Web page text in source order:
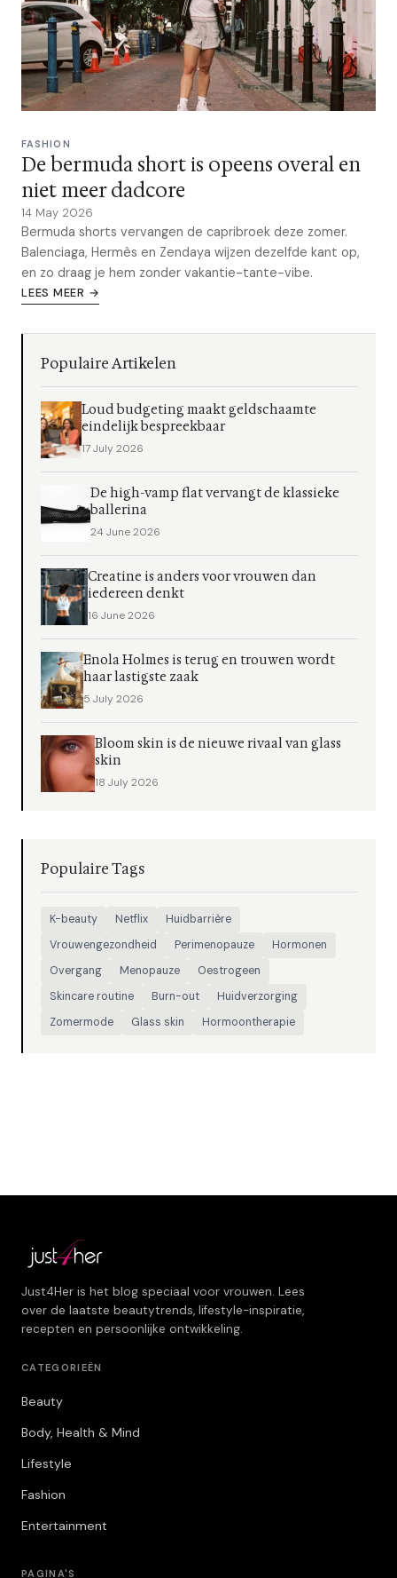
FASHION
De bermuda short is opeens overal en
niet meer dadcore
14 May 2026
Bermuda shorts vervangen de capribroek deze zomer.
Balenciaga, Hermès en Zendaya wijzen dezelfde kant op,
en zo draag je hem zonder vakantie-tante-vibe.
LEES MEER →
Populaire Artikelen
Loud budgeting maakt geldschaamte
eindelijk bespreekbaar
17 July 2026
De high-vamp flat vervangt de klassieke
ballerina
24 June 2026
Creatine is anders voor vrouwen dan
iedereen denkt
16 June 2026
Enola Holmes is terug en trouwen wordt
haar lastigste zaak
5 July 2026
Bloom skin is de nieuwe rivaal van glass
skin
18 July 2026
Populaire Tags
K-beauty Netflix
Huidbarrière
Vrouwengezondheid
Perimenopauze
Hormonen
Overgang
Menopauze
Oestrogeen
Skincare routine
Burn-out
Huidverzorging
Zomermode
Glass skin Hormoontherapie
Just4Her is het blog speciaal voor vrouwen. Lees
over de laatste beautytrends, lifestyle-inspiratie,
recepten en persoonlijke ontwikkeling.
CATEGORIEËN
Beauty
Body, Health & Mind
Lifestyle
Fashion
Entertainment
PAGINA'S